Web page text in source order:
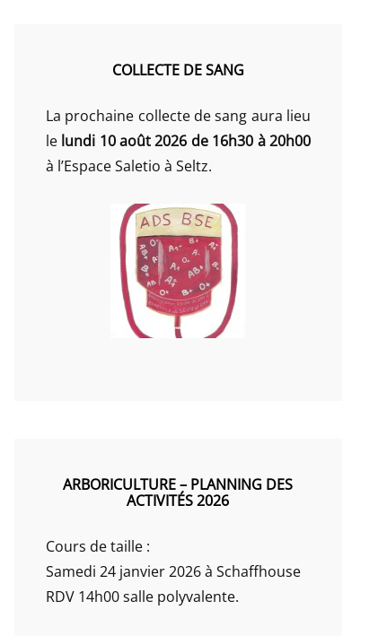
COLLECTE DE SANG
La prochaine collecte de sang aura lieu
le lundi 10 août 2026 de 16h30 à 20h00
à l’Espace Saletio à Seltz.
ARBORICULTURE – PLANNING DES
ACTIVITÉS 2026
Cours de taille :
Samedi 24 janvier 2026 à Schaffhouse
RDV 14h00 salle polyvalente.